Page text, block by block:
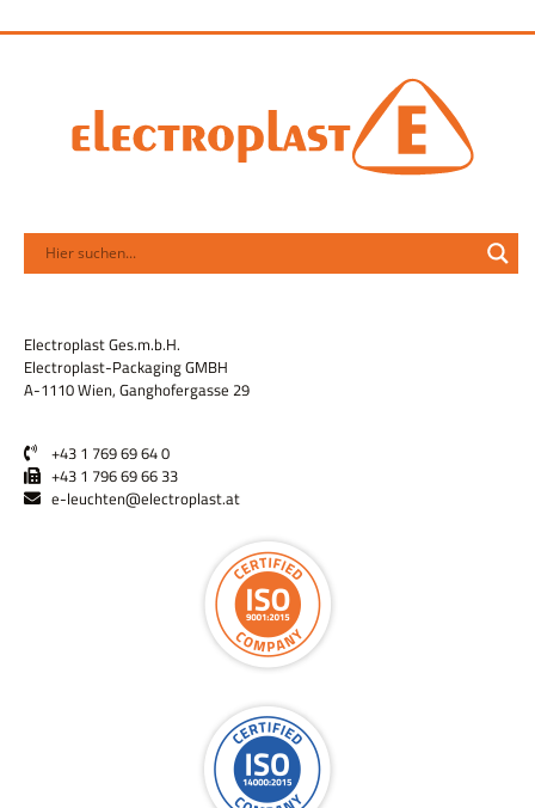
Electroplast Ges.m.b.H.
Electroplast-Packaging GMBH
A-1110 Wien, Ganghofergasse 29
+43 1 769 69 64 0
+43 1 796 69 66 33
e-leuchten@electroplast.at